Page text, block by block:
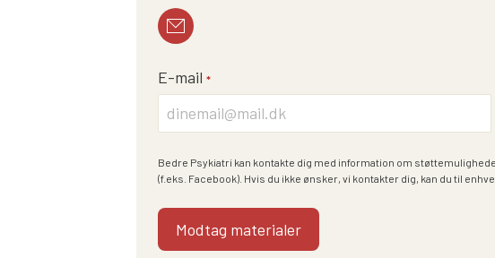
E-mail *
Bedre Psykiatri kan kontakte dig med information om
(f.eks. Facebook). Hvis du ikke ønsker, vi kontakter dig, kan du til